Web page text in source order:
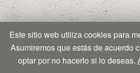
Este sitio web utiliza cookies para
Asumiremos que estás de acuerdo
optar por no hacerlo si lo deseas.